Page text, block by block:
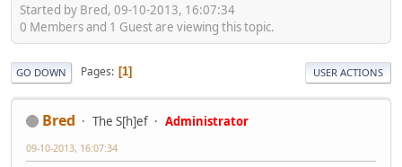
Started by Bred, 09-10-2013, 16:07:34
0 Members and 1 Guest are viewing this topic.
GO DOWN Pages 1 USER ACTIONS
Bred The S[h]ef Administrator
09-10-2013, 16:07:34